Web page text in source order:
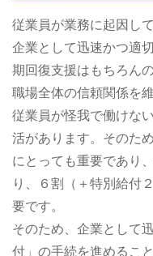
従業員が業務に起因し
企業として迅速かつ適
期回復支援はもちろん
職場全体の信頼関係を
従業員が怪我で働けな
活があります。そのた
にとっても重要であり
り、６割（＋特別給付
要です。
そのため、企業として
付」の手続を進めるこ